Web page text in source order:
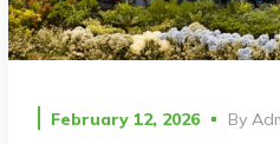
February 12, 2026 By